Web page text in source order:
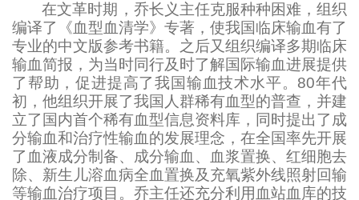
在文革时期，乔长义主任克服种种困难，组织
编译了《血型血清学》专著，使我国临床输血有了
专业的中文版参考书籍。之后又组织编译多期临床
输血简报，为当时同行及时了解国际输血进展提供
了帮助，促进提高了我国输血技术水平。 80年代
初，他组织开展了我国人群稀有血型的普查，并建
立了国内首个稀有血型信息资料库，同时提出了成
分输血和治疗性输血的发展理念，在全国率先开展
了血液成分制备、成分输血、血浆置换、红细胞去
除、 新生儿溶血病全血置换及充氧紫外线照射回输
等输血治疗项目。乔主任还充分利用血站血库的技